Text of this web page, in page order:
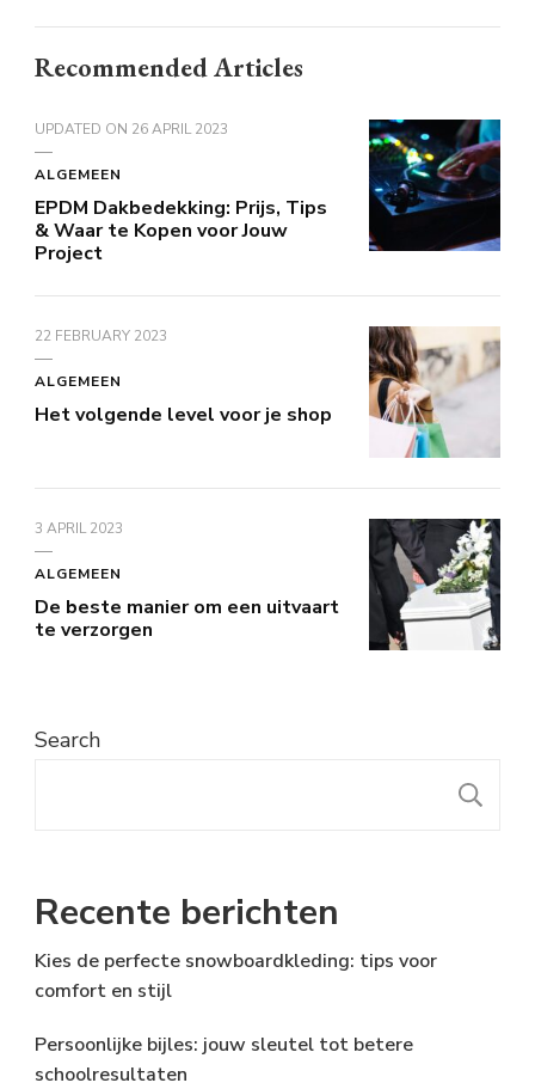
Recommended Articles
UPDATED ON 26 APRIL 2023
ALGEMEEN
EPDM Dakbedekking: Prijs, Tips
& Waar te Kopen voor Jouw
Project
22 FEBRUARY 2023
ALGEMEEN
Het volgende level voor je shop
3 APRIL 2023
ALGEMEEN
De beste manier om een uitvaart
te verzorgen
Search
Recente berichten
Kies de perfecte snowboardkleding: tips voor
comfort en stijl
Persoonlijke bijles: jouw sleutel tot betere
schoolresultaten